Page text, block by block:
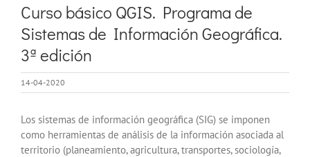
Curso básico QGIS. Programa de
Sistemas de Información Geográfica.
3ª edición
14-04-2020
Los sistemas de información geográfica (SIG) se imponen
como herramientas de análisis de la información asociada al
territorio (planeamiento, agricultura, transportes, sociología,